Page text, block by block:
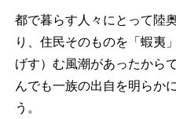
都で暮らす人々にとって陸
り、住民そのものを「蝦夷
げす）む風潮があったから
んでも一族の出自を明らか
う。